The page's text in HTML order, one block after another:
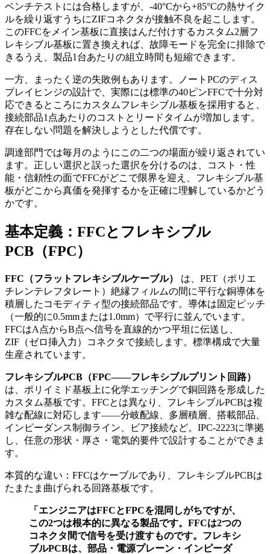
ベンチテストには合格しますが、-40°Cから+85°Cの熱サイク
ルを繰り返すうちにZIFコネクタが接触不良を起こします。
このFFCをメイン基板に直接はんだ付けするカスタム2層フ
レキシブル基板に置き換えれば、故障モードを完全に排除で
きるうえ、製品1台あたりの組立時間も短縮できます。
一方、まったく逆の失敗例もあります。ノートPCのディス
プレイヒンジの設計で、実際には標準の40ピンFFCで十分対
応できるところにカスタムフレキシブル基板を採用すると、
接続部品1点あたりのコストとリードタイムが増加します。
存在しない問題を解決しようとした代償です。
調達部門では毎月のようにこの二つの場面が繰り返されてい
ます。正しい選択と誤った選択を分けるのは、コスト・性
能・信頼性の面でFFCがどこで限界を迎え、フレキシブル基
板がどこから真価を発揮するかを正確に理解しているかどう
かです。
基本定義：FFCとフレキシブル
PCB（FPC）
FFC（フラットフレキシブルケーブル）
は、PET（ポリエ
チレンテレフタレート）絶縁フィルムの間に平行な銅導体を
積層したコモディティ型の接続部品です。導体は固定ピッチ
（一般的に0.5mmまたは1.0mm）で平行に並んでいます。
FFCはA点からB点へ信号を直線的かつ平坦に伝送し、
ZIF（ゼロ挿入力）コネクタで接続します。標準構成で大量
生産されています。
フレキシブルPCB（FPC——フレキシブルプリント回路）
は、ポリイミド基板上に化学エッチングで銅回路を形成した
カスタム基板です。FFCとは異なり、フレキシブルPCBは複
雑な配線に対応します——分岐配線、多層積層、搭載部品、
インピーダンス制御ライン、ビア接続など。IPC-2223に準拠
し、任意の形状・厚さ・電気的要件で設計することができま
す。
本質的な違い：FFCはケーブルであり、フレキシブルPCBは
たまたま曲げられる回路基板です。
「エンジニアはFFCとFPCを混同しがちですが、
この2つは根本的に異なる製品です。FFCは2つの
コネクタ間で信号を受け渡すものです。フレキシ
ブルPCBは、部品・電源プレーン・インピーダ